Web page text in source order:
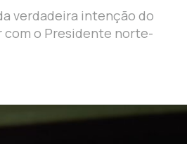
verdadeira intenção do
com o Presidente norte-